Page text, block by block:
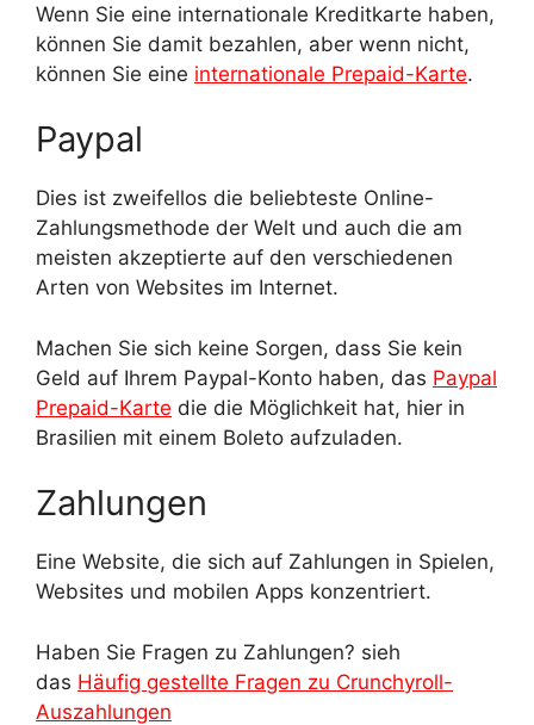
Wenn Sie eine internationale Kreditkarte haben,
können Sie damit bezahlen, aber wenn nicht,
können Sie eine internationale Prepaid-Karte.
Paypal
Dies ist zweifellos die beliebteste Online-
Zahlungsmethode der Welt und auch die am
meisten akzeptierte auf den verschiedenen
Arten von Websites im Internet.
Machen Sie sich keine Sorgen, dass Sie kein
Geld auf Ihrem Paypal-Konto haben, das Paypal
Prepaid-Karte die die Möglichkeit hat, hier in
Brasilien mit einem Boleto aufzuladen.
Zahlungen
Eine Website, die sich auf Zahlungen in Spielen,
Websites und mobilen Apps konzentriert.
Haben Sie Fragen zu Zahlungen? sieh
das Häufig gestellte Fragen zu Crunchyroll-
Auszahlungen